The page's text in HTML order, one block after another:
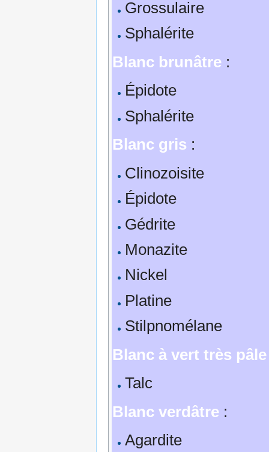
Grossulaire
Sphalérite
Blanc brunâtre :
Épidote
Sphalérite
Blanc gris :
Clinozoisite
Épidote
Gédrite
Monazite
Nickel
Platine
Stilpnomélane
Blanc à vert très pâle
Talc
Blanc verdâtre :
Agardite